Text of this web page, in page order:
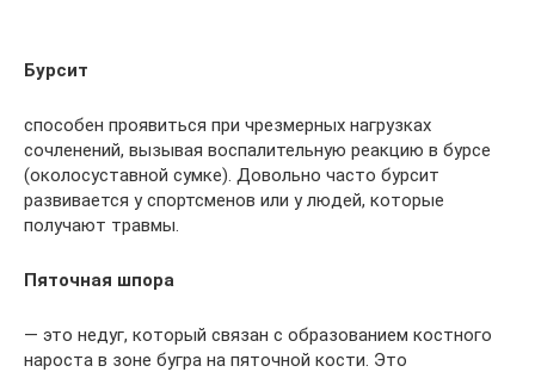
Бурсит
способен проявиться при чрезмерных нагрузках
сочленений, вызывая воспалительную реакцию в бурсе
(околосуставной сумке). Довольно часто бурсит
развивается у спортсменов или у людей, которые
получают травмы.
Пяточная шпора
— это недуг, который связан с образованием костного
нароста в зоне бугра на пяточной кости. Это